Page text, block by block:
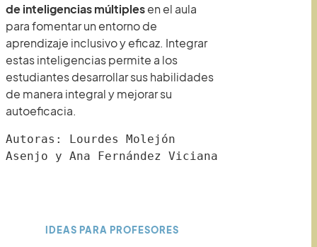
de inteligencias múltiplesen el aula
para fomentar un entorno de
aprendizaje inclusivo y eficaz. Integrar
estas inteligencias permite a los
estudiantes desarrollar sus habilidades
de manera integral y mejorar su
autoeficacia.
Autoras: Lourdes Molejón
Asenjo y Ana Fernández Viciana
IDEAS PARA PROFESORES